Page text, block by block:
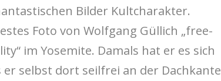
Bilder Kultcharakter.
Foto von Wolfgang Güllich „free-
im Yosemite. Damals hat er es sich
selbst dort seilfrei an der Dachkante